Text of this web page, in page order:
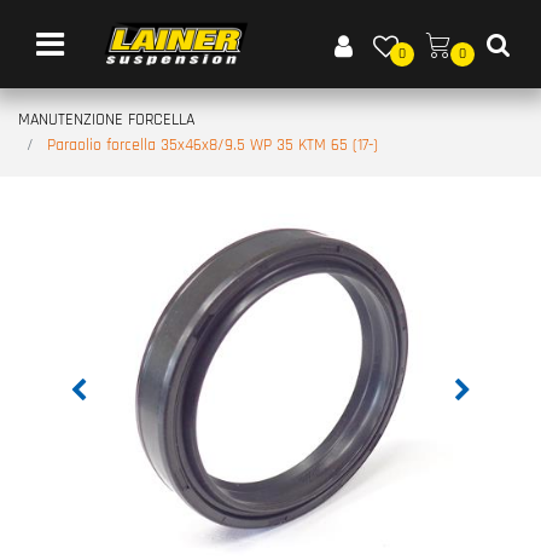
Open menu
0 0
MANUTENZIONE FORCELLA
Paraolio forcella 35x46x8/9.5 WP 35 KTM 65 (17-)